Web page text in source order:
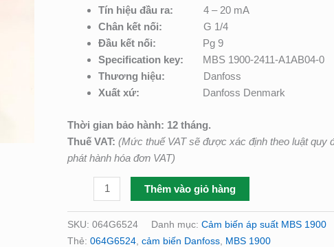
Tín hiệu đầu ra: 4 – 20 mA
Chân kết nối: G 1/4
Đầu kết nối: Pg 9
Specification key: MBS 1900-2411-A1AB04-0
Thương hiệu: Danfoss
Xuất xứ: Danfoss Denmark
Thời gian bảo hành: 12 tháng.
Thuế VAT: (Mức thuế VAT sẽ được xác định theo luật quy
phát hành hóa đơn VAT)
Thêm vào giỏ hàng
SKU: 064G6524 Danh mục: Cảm biến áp suất MBS 1900
Thẻ: 064G6524 cảm biến Danfoss MBS 1900